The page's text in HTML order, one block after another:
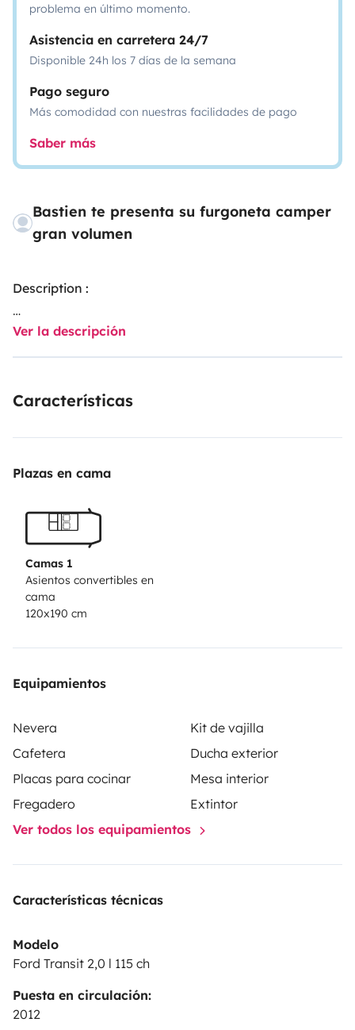
problema en último momento.
Asistencia en carretera 24/7
Disponible 24h los 7 días de la semana
Pago seguro
Más comodidad con nuestras facilidades de pago
Saber más
Bastien te presenta su furgoneta camper
gran volumen
Description :
NB: Attention, location minimum 7 jours!
liberté, de routes ensoleillées et de réveils en pleine
Notre Ford Transit aménagé entièrement par nos soins
d’évasion. Compact, maniable et autonome, il offre
tout le confort essentiel pour explorer les merveilles du
Un lit double avec matelas
Une plaque de cuisson au gaz (avec tout le nécessaire
pour cuisiner)
Une glacière électrique (fonctionnelle mais parfois un
peu capricieuse — on préfère vous prévenir !)
Rangements malins et optimisés
À noter :
Pas de panneau solaire à bord (recharge possible en
roulant ou sur secteur)
Ver la descripción
Características
Plazas en cama
Camas 1
Asientos convertibles en
cama
120x190 cm
Equipamientos
Nevera
Kit de vajilla
Cafetera
Ducha exterior
Placas para cocinar
Mesa interior
Fregadero
Extintor
Ver todos los equipamientos
Características técnicas
Modelo
Ford Transit 2,0 l 115 ch
Puesta en circulación:
2012